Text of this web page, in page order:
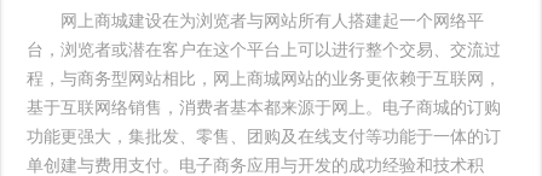
网上商城建设在为浏览者与网站所有人搭建起一个网络平
台，浏览者或潜在客户在这个平台上可以进行整个交易、交流过
程，与商务型网站相比，网上商城网站的业务更依赖于互联网，
基于互联网络销售，消费者基本都来源于网上。电子商城的订购
功能更强大，集批发、零售、团购及在线支付等功能于一体的订
单创建与费用支付。电子商务应用与开发的成功经验和技术积